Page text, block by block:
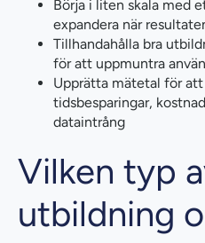
Börja i liten skala med
expandera när
Tillhandahålla bra
för att uppmuntra
Upprätta mätetal för
tidsbesparingar,
dataintrång
Vilken typ
utbildning